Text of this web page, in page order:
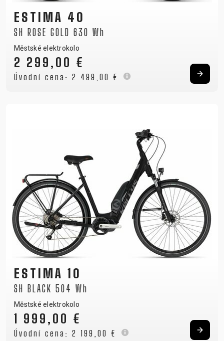
ESTIMA 40
SH ROSE GOLD 630 Wh
Městské elektrokolo
2 299,00 €
Úvodní cena: 2 499,00 €
ESTIMA 10
SH BLACK 504 Wh
Městské elektrokolo
1 999,00 €
Úvodní cena: 2 199,00 €